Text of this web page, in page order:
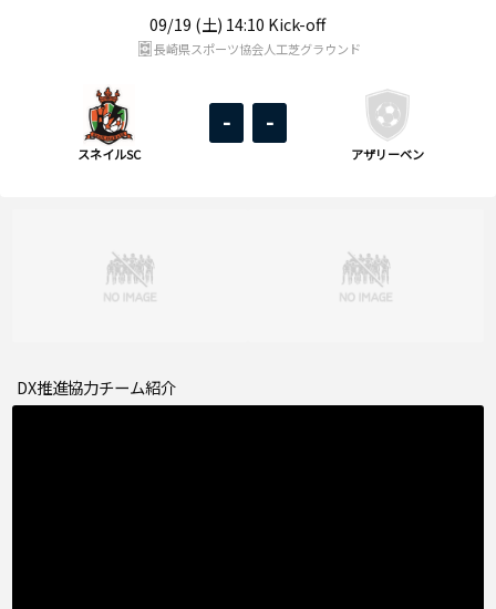
09/19 (土) 14:10 Kick-off
スネイルSC
- -
アザリーベン
長崎県スポーツ協会人工芝グラウンド
DX推進協力チーム紹介